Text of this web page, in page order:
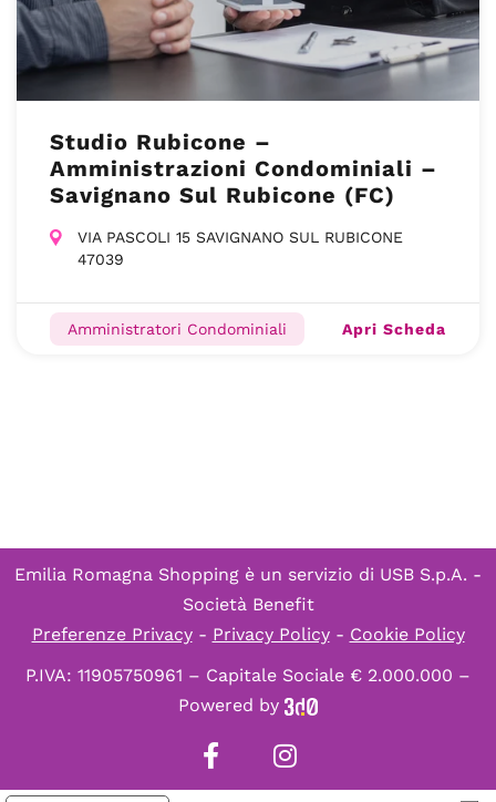
Studio Rubicone –
Amministrazioni Condominiali –
Savignano Sul Rubicone (FC)
VIA PASCOLI 15 SAVIGNANO SUL RUBICONE
47039
Amministratori Condominiali Apri Scheda
Emilia Romagna Shopping è un servizio di USB S.p.A. -
Società Benefit
Preferenze Privacy- Privacy Policy- Cookie Policy
P.IVA: 11905750961 – Capitale Sociale € 2.000.000 –
Powered by